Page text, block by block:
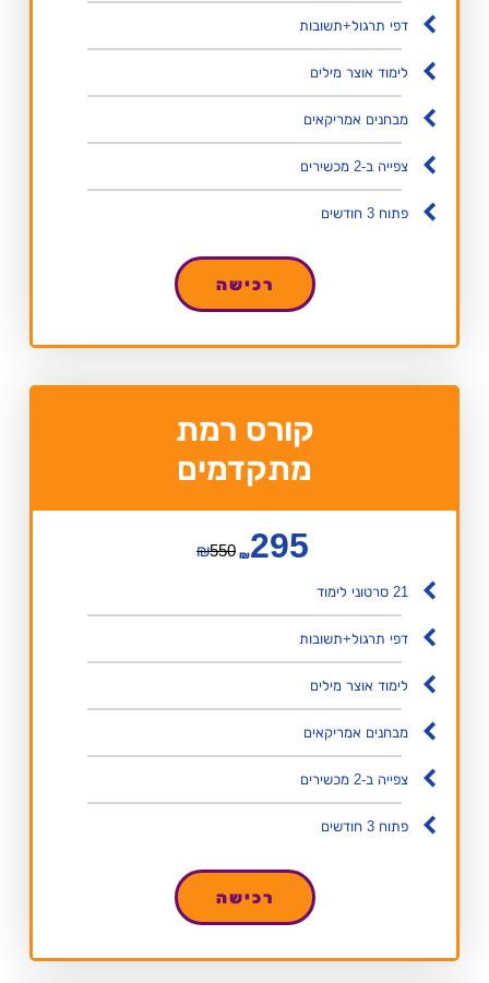
דפי תרגול+תשובות
לימוד אוצר מילים
מבחנים אמריקאים
צפייה ב-2 מכשירים
פתוח 3 חודשים
רכישה
קורס רמת
מתקדמים
₪550 ₪295
21 סרטוני לימוד
דפי תרגול+תשובות
לימוד אוצר מילים
מבחנים אמריקאים
צפייה ב-2 מכשירים
פתוח 3 חודשים
רכישה